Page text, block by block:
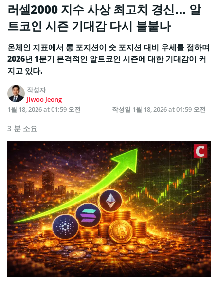
러셀2000 지수 사상 최고치 경신… 알
트코인 시즌 기대감 다시 불붙나
온체인 지표에서 롱 포지션이 숏 포지션 대비 우세를 점하며
2026년 1분기 본격적인 알트코인 시즌에 대한 기대감이 커
지고 있다.
작성자
Jiwoo Jeong
1월 18, 2026 at 01:59 오전
작성일 1월 18, 2026 at 01:59 오전
3 분 소요